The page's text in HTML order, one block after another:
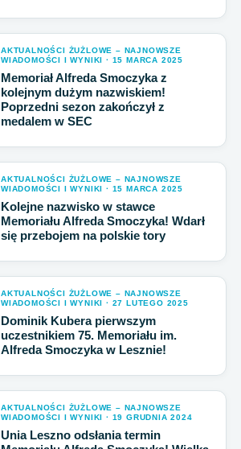
AKTUALNOŚCI ŻUŻLOWE – NAJNOWSZE
WIADOMOŚCI I WYNIKI · 15 MARCA 2025
Memoriał Alfreda Smoczyka z
kolejnym dużym nazwiskiem!
Poprzedni sezon zakończył z
medalem w SEC
AKTUALNOŚCI ŻUŻLOWE – NAJNOWSZE
WIADOMOŚCI I WYNIKI · 15 MARCA 2025
Kolejne nazwisko w stawce
Memoriału Alfreda Smoczyka! Wdarł
się przebojem na polskie tory
AKTUALNOŚCI ŻUŻLOWE – NAJNOWSZE
WIADOMOŚCI I WYNIKI · 27 LUTEGO 2025
Dominik Kubera pierwszym
uczestnikiem 75. Memoriału im.
Alfreda Smoczyka w Lesznie!
AKTUALNOŚCI ŻUŻLOWE – NAJNOWSZE
WIADOMOŚCI I WYNIKI · 19 GRUDNIA 2024
Unia Leszno odsłania termin